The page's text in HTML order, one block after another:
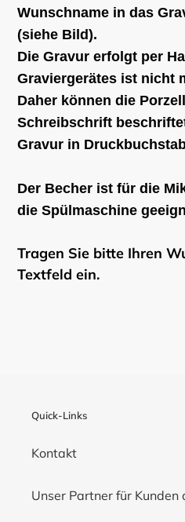
Wunschname in das
(siehe Bild).
Die Gravur erfolgt per
Graviergerätes ist nicht
Daher können die
Schreibschrift
Gravur in
Der Becher ist für die
die Spülmaschine
Tragen Sie bitte Ihren
Textfeld ein.
Quick-Links
Kontakt
Unser Partner für Kunden